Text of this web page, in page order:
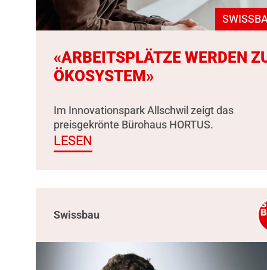
«ARBEITSPLÄTZE WERDEN
ÖKOSYSTEM»
Im Innovationspark Allschwil zeigt das
preisgekrönte Bürohaus HORTUS.
LESEN
Swissbau